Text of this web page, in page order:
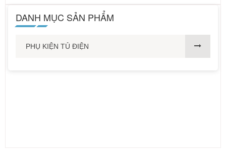
DANH MỤC SẢN PHẨM
PHỤ KIỆN TỦ ĐIỆN